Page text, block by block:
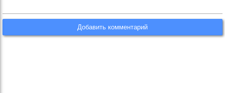
Добавить комментарий